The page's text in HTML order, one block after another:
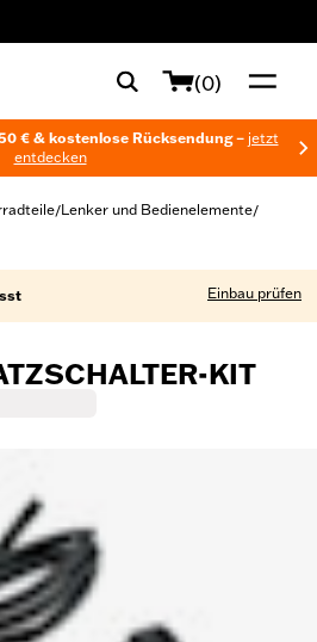
(0)
€ & kostenlose Rücksendung – jetzt
entdecken
/Lenker und Bedienelemente/
Einbau prüfen
KIT